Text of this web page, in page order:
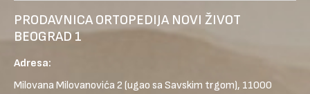
PRODAVNICA ORTOPEDIJA NOVI ŽIVOT
BEOGRAD 1
Adresa:
Milovana Milovanovića 2 (ugao sa Savskim trgom), 11000